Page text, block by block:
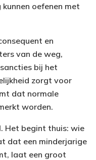
oefenen met
en
van de weg,
bij het
zorgt voor
dat normale
worden.
Het begint thuis: wie
dat een minderjarige
laat een groot